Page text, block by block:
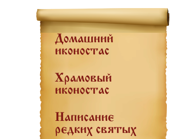
Домашний
иконостас
Храмовый
иконостас
Написание
редких святых